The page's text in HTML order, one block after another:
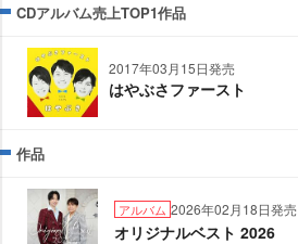
CDアルバム売上TOP1作品
2017年03月15日発売
はやぶさファースト
作品
アルバム 2026年02月18日発売
オリジナルベスト 2026